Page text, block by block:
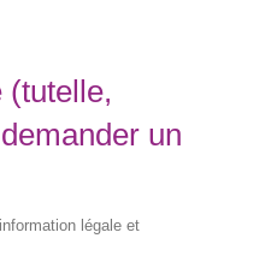
(tutelle,
un
légale et